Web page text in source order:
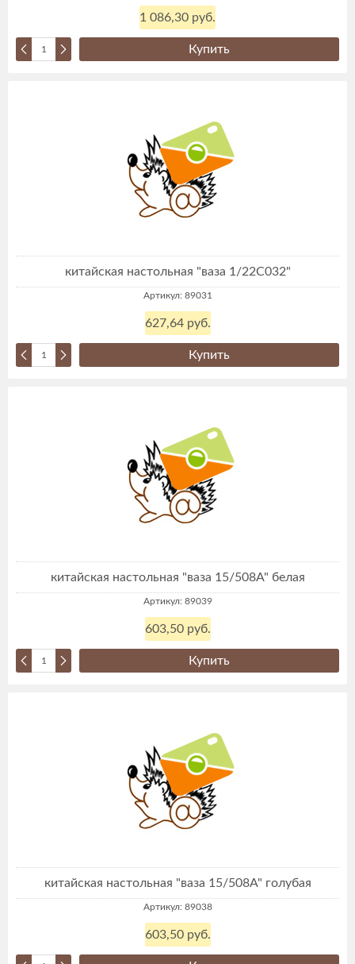
1 086,30 руб.
Купить
китайская настольная "ваза 1/22С032"
Артикул: 89031
627,64 руб.
Купить
китайская настольная "ваза 15/508А" белая
Артикул: 89039
603,50 руб.
Купить
китайская настольная "ваза 15/508А" голубая
Артикул: 89038
603,50 руб.